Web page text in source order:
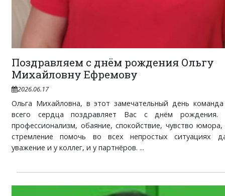
Поздравляем с днём рождения Ольгу
Михайловну Ефремову
2026.06.17
Ольга Михайловна, в этот замечательный день
всего сердца поздравляет Вас с днём рождения.
профессионализм, обаяние, спокойствие, чувство юмора,
стремление помочь во всех непростых ситуациях
уважение и у коллег, и у партнёров. ...